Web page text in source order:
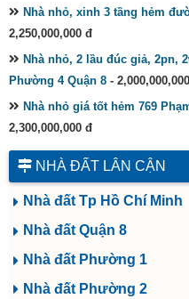
Nhà nhỏ, xinh 3 tầng hẻm
2,250,000,000 đ
Nhà nhỏ, 2 lầu đúc giả, 2pn,
Phường 4 Quận 8 -
Nhà nhỏ giá tốt hẻm 769
2,300,000,000 đ
NHÀ ĐẤT LÂN CẬN
Nhà đất Tp Hồ Chí Minh
Nhà đất Quận 8
Nhà đất Phường 1
Nhà đất Phường 2